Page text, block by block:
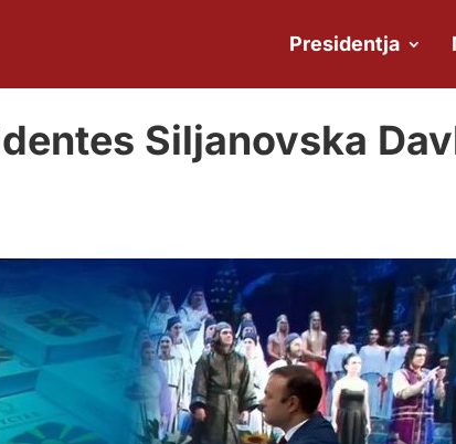
Presidentja
Siljanovska